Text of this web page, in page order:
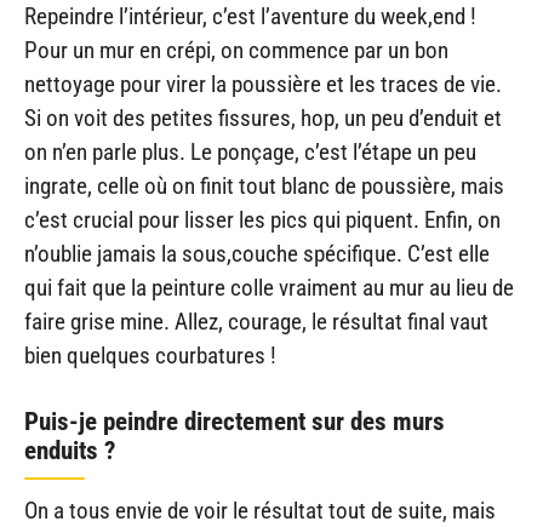
Repeindre l’intérieur, c’est l’aventure du week,end !
Pour un mur en crépi, on commence par un bon
nettoyage pour virer la poussière et les traces de vie.
Si on voit des petites fissures, hop, un peu d’enduit et
on n’en parle plus. Le ponçage, c’est l’étape un peu
ingrate, celle où on finit tout blanc de poussière, mais
c’est crucial pour lisser les pics qui piquent. Enfin, on
n’oublie jamais la sous,couche spécifique. C’est elle
qui fait que la peinture colle vraiment au mur au lieu de
faire grise mine. Allez, courage, le résultat final vaut
bien quelques courbatures !
Puis-je peindre directement sur des murs
enduits ?
On a tous envie de voir le résultat tout de suite, mais